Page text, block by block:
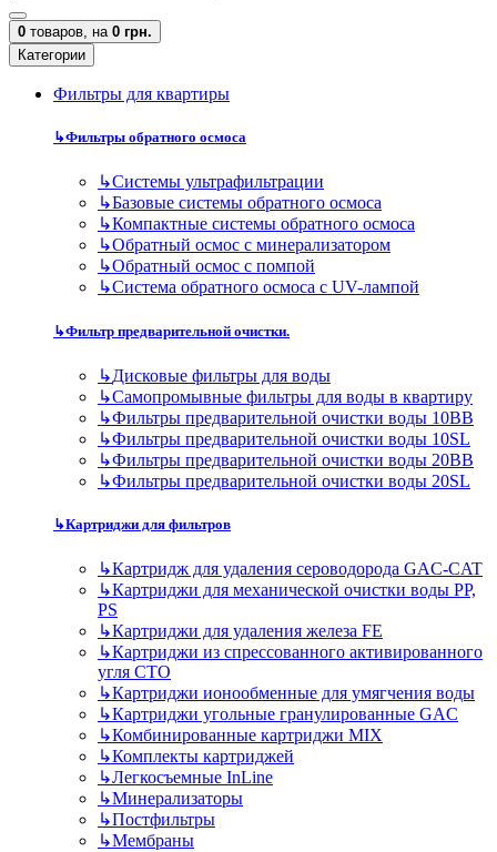
0 товаров, на 0 грн.
Категории
Фильтры для квартиры
↳Фильтры обратного осмоса
↳Cистемы ультрафильтрации
↳Базовые системы обратного осмоса
↳Компактные системы обратного осмоса
↳Обратный осмос с минерализатором
↳Обратный осмос с помпой
↳Система обратного осмоса с UV-лампой
↳Фильтр предварительной очистки.
↳Дисковые фильтры для воды
↳Самопромывные фильтры для воды в квартиру
↳Фильтры предварительной очистки воды 10BB
↳Фильтры предварительной очистки воды 10SL
↳Фильтры предварительной очистки воды 20BB
↳Фильтры предварительной очистки воды 20SL
↳Картриджи для фильтров
↳Картридж для удаления сероводорода GAC-CAT
↳Картриджи для механической очистки воды PP,
PS
↳Картриджи для удаления железа FE
↳Картриджи из спрессованного активированного
угля CTO
↳Картриджи ионообменные для умягчения воды
↳Картриджи угольные гранулированные GAC
↳Комбинированные картриджи MIX
↳Комплекты картриджей
↳Легкосъемные InLine
↳Минерализаторы
↳Постфильтры
↳Мембраны